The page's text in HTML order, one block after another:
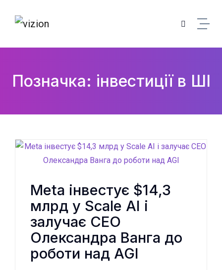
Позначка: інвестиції в ШІ
Meta інвестує $14,3
млрд у Scale AI і
залучає CEO
Олександра Ванга до
роботи над AGI